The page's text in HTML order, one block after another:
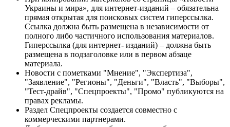
Украины и мира», для интернет-изданий – обязательна
прямая открытая для поисковых систем гиперссылка.
Ссылка должна быть размещена в независимости от
полного либо частичного использования материалов.
Гиперссылка (для интернет- изданий) – должна быть
размещена в подзаголовке или в первом абзаце
материала.
Новости с пометками "Мнение", "Экспертиза",
"Заявление", "Регионы", "Деньги", "Власть", "Выборы",
"Тест-драйв", "Спецпроекты", "Промо" публикуются на
правах рекламы.
Раздел Спецпроекты создается совместно с
коммерческими партнерами.